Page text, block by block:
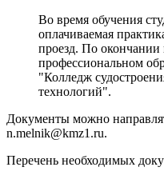
Во время обучения
оплачиваемая
проезд. По окончании
профессиональном
"Колледж
технологий".
Документы можно
n.melnik@kmz1.ru.
Перечень необходимых